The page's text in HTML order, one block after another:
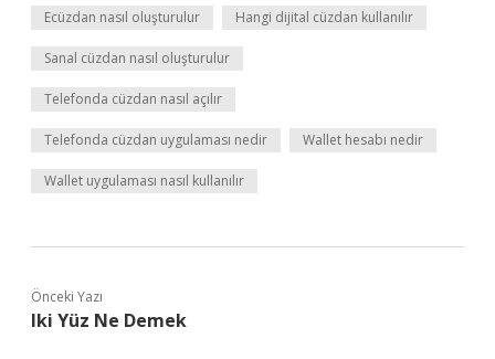
Ecüzdan nasıl oluşturulur Hangi dijital cüzdan kullanılır
Sanal cüzdan nasıl oluşturulur
Telefonda cüzdan nasıl açılır
Telefonda cüzdan uygulaması nedir Wallet hesabı nedir
Wallet uygulaması nasıl kullanılır
Önceki Yazı
Iki Yüz Ne Demek